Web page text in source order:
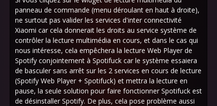
panneau de commande (menu déroulant en haut à droite),
ne surtout pas valider les services d'inter connectivité
Xiaomi car cela donnerait les droits au service système de
contrôler la lecture multimédia en cours, et dans le cas qui
nous intéresse, cela empêchera la lecture Web Player de
Spotify conjointement à Spotifuck car le système essaiera
de basculer sans arrêt sur les 2 services en cours de lecture
(Spotify Web Player + Spotifuck) et mettra la lecture en
pause, la seule solution pour faire fonctionner Spotifuck est
de désinstaller Spotify. De plus, cela pose problème aussi